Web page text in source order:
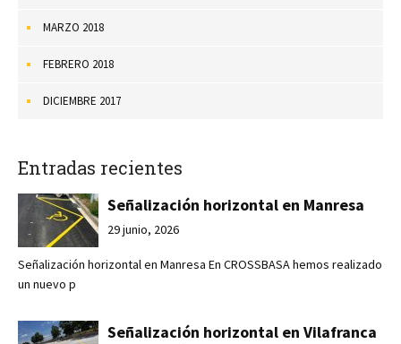
MARZO 2018
FEBRERO 2018
DICIEMBRE 2017
Entradas recientes
Señalización horizontal en Manresa
29 junio, 2026
Señalización horizontal en Manresa En CROSSBASA hemos realizado
un nuevo p
Señalización horizontal en Vilafranca